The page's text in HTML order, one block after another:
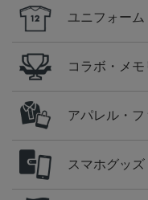
ユニフォーム
コラボ・メ
アパレル・
スマホグッズ